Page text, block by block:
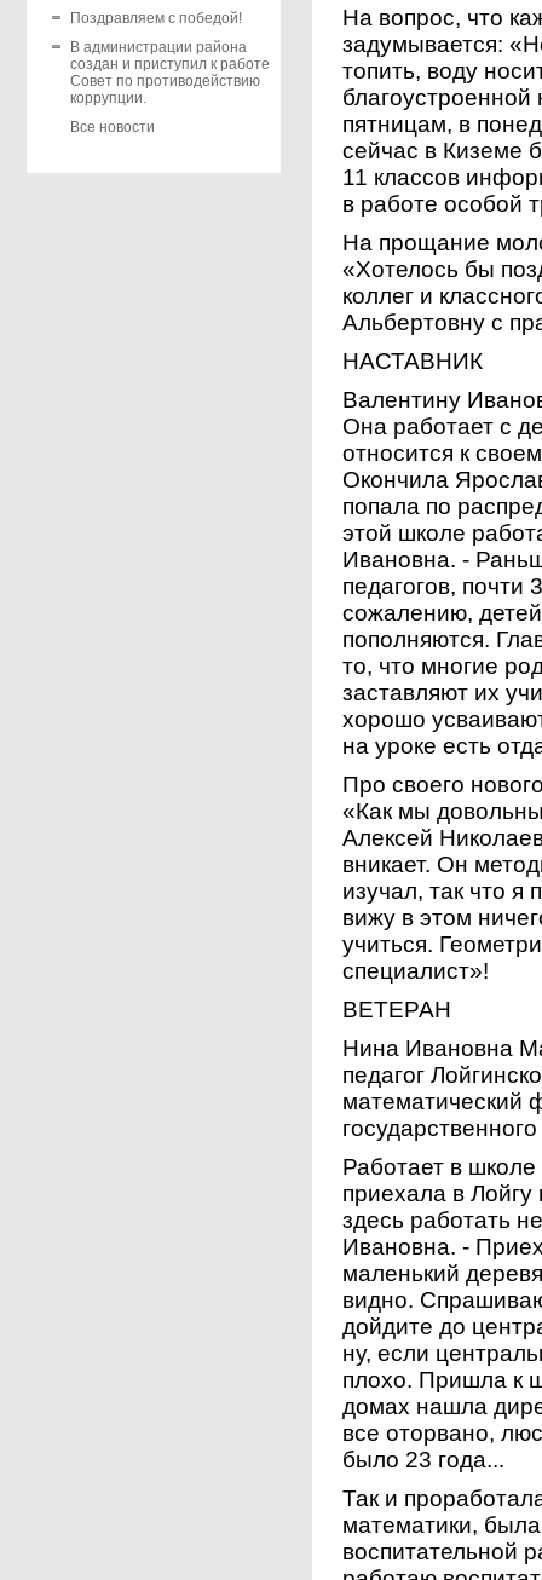
Поздравляем с победой!
В администрации района
создан и приступил к работе
Совет по противодействию
коррупции.
Все новости
На вопрос, что
задумывается:
топить, воду
пятницам, в
сейчас в Киземе
11 классов
в работе особой
На прощание
«Хотелось бы
коллег и
Альбертовну с
НАСТАВНИК
Валентину
Она работает с
относится к
Окончила
попала по
этой школе
Ивановна. -
педагогов, почти
сожалению,
пополняются.
то, что многие
заставляют их
хорошо
на уроке есть
Про своего
«Как мы
Алексей
вникает. Он
изучал, так что
вижу в этом
учиться.
специалист»!
ВЕТЕРАН
Нина Ивановна
педагог
математический
Работает в
приехала в
здесь работать
Ивановна. -
маленький
видно.
дойдите до
ну, если
плохо. Пришла к
домах нашла
все оторвано,
было 23 года...
Так и
математики,
воспитательной